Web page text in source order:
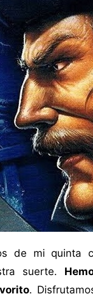
de mi quinta
suerte.
.